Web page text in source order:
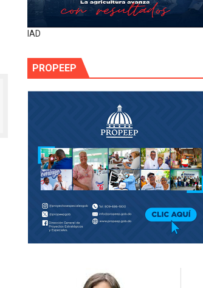
IAD
PROPEEP